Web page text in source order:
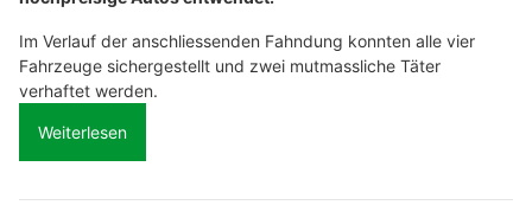
Im Verlauf der anschliessenden Fahndung konnten alle vier
Fahrzeuge sichergestellt und zwei mutmassliche Täter
verhaftet werden.
Weiterlesen